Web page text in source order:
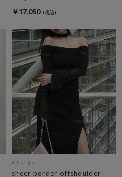
￥17,050
amerge.
sheer border offshoulder